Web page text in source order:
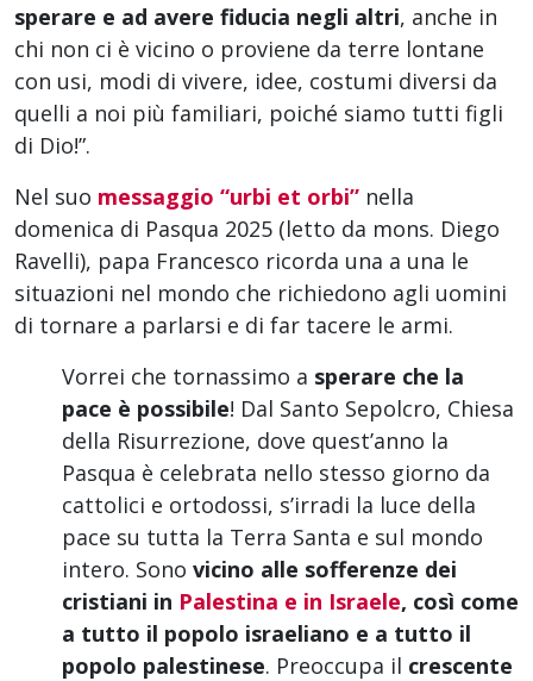
sperare e ad avere fiducia negli altri, anche in
chi non ci è vicino o proviene da terre lontane
con usi, modi di vivere, idee, costumi diversi da
quelli a noi più familiari, poiché siamo tutti figli
di Dio!”.
Nel suo messaggio “urbi et orbi” nella
domenica di Pasqua 2025 (letto da mons. Diego
Ravelli), papa Francesco ricorda una a una le
situazioni nel mondo che richiedono agli uomini
di tornare a parlarsi e di far tacere le armi.
Vorrei che tornassimo a sperare che la
pace è possibile! Dal Santo Sepolcro, Chiesa
della Risurrezione, dove quest’anno la
Pasqua è celebrata nello stesso giorno da
cattolici e ortodossi, s’irradi la luce della
pace su tutta la Terra Santa e sul mondo
intero. Sono vicino alle sofferenze dei
cristiani in Palestina e in Israele, così come
a tutto il popolo israeliano e a tutto il
popolo palestinese. Preoccupa il crescente